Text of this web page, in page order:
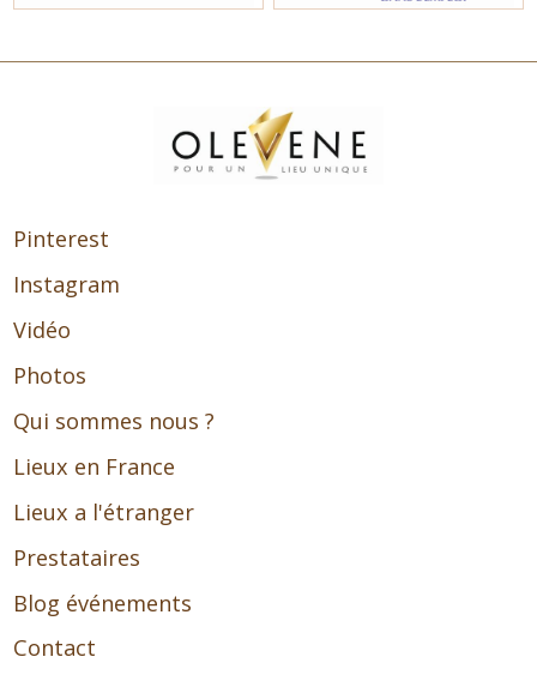
Pinterest
Instagram
Vidéo
Photos
Qui sommes nous ?
Lieux en France
Lieux a l'étranger
Prestataires
Blog événements
Contact